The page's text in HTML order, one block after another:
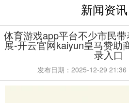
新闻资
体育游戏app平台不少市民
展-开云官网kaiyun皇马赞助
录入口
发布日期：2025-12-29